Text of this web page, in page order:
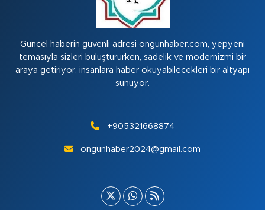
Güncel haberin güvenli adresi ongunhaber.com, yepyeni
temasıyla sizleri buluştururken, sadelik ve modernizmi bir
araya getiriyor. insanlara haber okuyabilecekleri bir altyapı
sunuyor.
+905321668874
ongunhaber2024@gmail.com